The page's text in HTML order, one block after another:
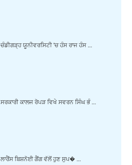
ਚੰਡੀਗੜ੍ਹ ਯੂਨੀਵਰਸਿਟੀ 'ਚ ਹੰਸ ਰਾਜ ਹੰਸ ...
ਸਰਕਾਰੀ ਕਾਲਜ ਰੋਪੜ ਵਿਖੇ ਸਵਰਨ ਸਿੰਘ ਭੰ ...
ਲਾਰੈਂਸ ਬਿਸ਼ਨੋਈ ਗੈਂਗ ਵੱਲੋਂ ਹੁਣ ਸੁਪ� ...